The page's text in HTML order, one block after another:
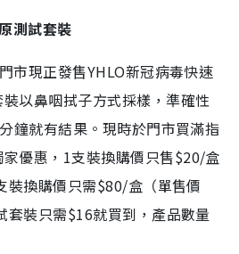
測試套裝
市現正發售YHLO新冠病毒快速
以鼻咽拭子方式採樣，準確性
鐘就有結果。現時於門市買滿指
優惠，1支裝換購價只售$20/盒
裝換購價只需$80/盒（單售價
套裝只需$16就買到，產品數量